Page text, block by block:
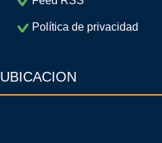
Política de privacidad
UBICACION